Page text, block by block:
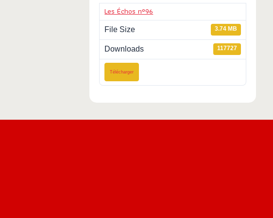
Les Échos n°96
File Size 3.74 MB
Downloads 117727
Télécharger